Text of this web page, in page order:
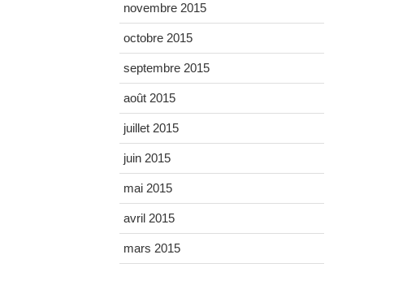
novembre 2015
octobre 2015
septembre 2015
août 2015
juillet 2015
juin 2015
mai 2015
avril 2015
mars 2015